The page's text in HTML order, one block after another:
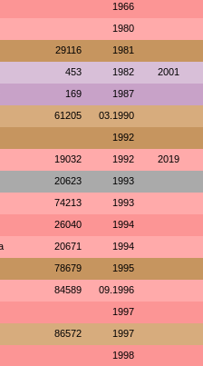
1966
1980
29116 1981
453 1982 2001
169 1987
61205 03.1990
1992
19032 1992 2019
20623 1993
74213 1993
26040 1994
20671 1994
78679 1995
84589 09.1996
1997
86572 1997
1998